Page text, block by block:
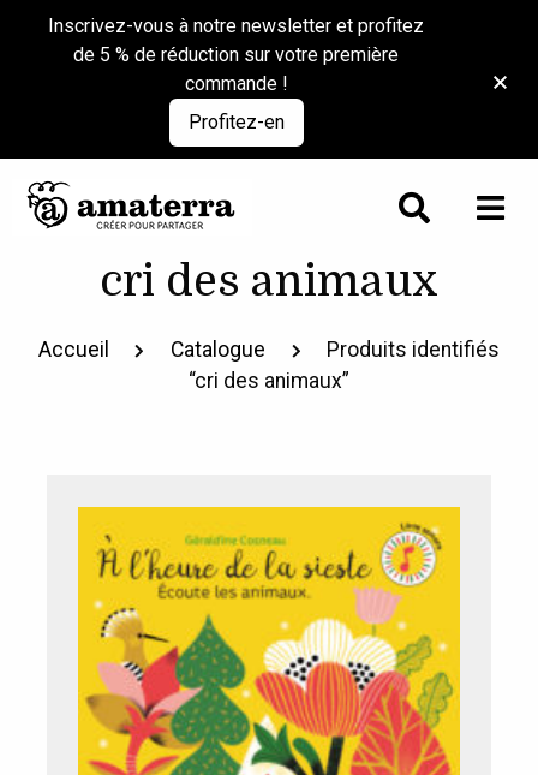
cri des animaux
Accueil Catalogue
Produits identifiés
“cri des animaux”
Inscrivez-vous à notre newsletter et profitez
de 5 % de réduction sur votre première
commande !
Profitez-en